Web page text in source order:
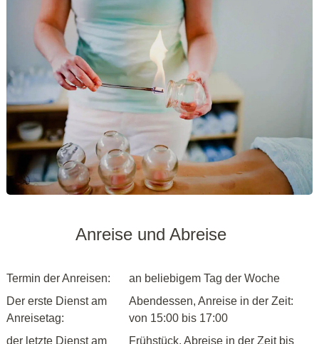
Anreise und Abreise
Termin der Anreisen:
an beliebigem Tag der Woche
Der erste Dienst am
Anreisetag:
Abendessen, Anreise in der Zeit:
von 15:00 bis 17:00
der letzte Dienst am
Frühstück, Abreise in der Zeit bis